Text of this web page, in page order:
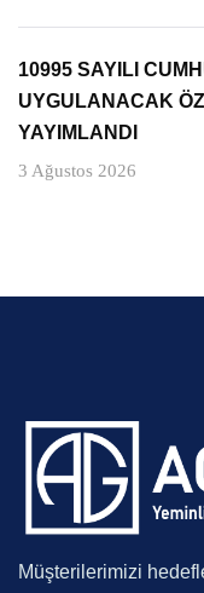
10995 SAYILI
UYGULANACAK
YAYIMLANDI
3 Ağustos 2026
Müşterilerimizi